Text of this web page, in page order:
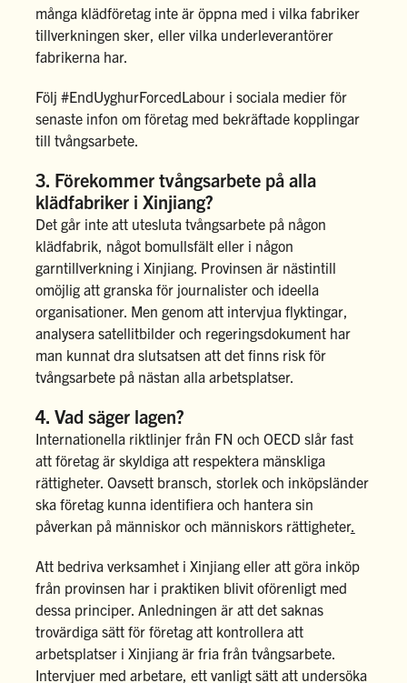
många klädföretag inte är öppna med i vilka fabriker
tillverkningen sker, eller vilka underleverantörer
fabrikerna har.
Följ #EndUyghurForcedLabour i sociala medier för
senaste infon om företag med bekräftade kopplingar
till tvångsarbete.
3. Förekommer tvångsarbete på alla
klädfabriker i Xinjiang?
Det går inte att utesluta tvångsarbete på någon
klädfabrik, något bomullsfält eller i någon
garntillverkning i Xinjiang. Provinsen är nästintill
omöjlig att granska för journalister och ideella
organisationer. Men genom att intervjua flyktingar,
analysera satellitbilder och regeringsdokument har
man kunnat dra slutsatsen att det finns risk för
tvångsarbete på nästan alla arbetsplatser.
4. Vad säger lagen?
Internationella riktlinjer från FN och OECD slår fast
att företag är skyldiga att respektera mänskliga
rättigheter. Oavsett bransch, storlek och inköpsländer
ska företag kunna identifiera och hantera sin
påverkan på människor och människors rättigheter.
Att bedriva verksamhet i Xinjiang eller att göra inköp
från provinsen har i praktiken blivit oförenligt med
dessa principer. Anledningen är att det saknas
trovärdiga sätt för företag att kontrollera att
arbetsplatser i Xinjiang är fria från tvångsarbete.
Intervjuer med arbetare, ett vanligt sätt att undersöka